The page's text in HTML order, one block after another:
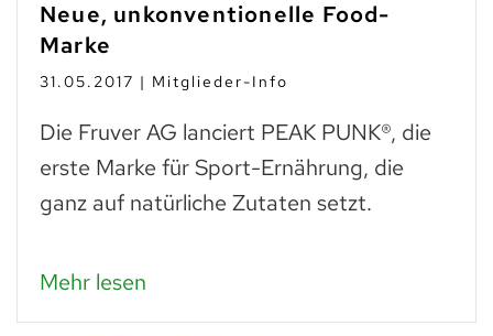
Neue, unkonventionelle Food-
Marke
31.05.2017 | Mitglieder-Info
Die Fruver AG lanciert PEAK PUNK®, die
erste Marke für Sport-Ernährung, die
ganz auf natürliche Zutaten setzt.
Mehr lesen